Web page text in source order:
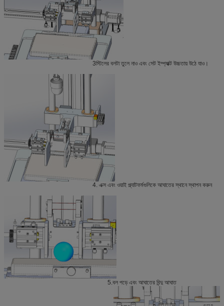
3স্টিলের বলটা তুলে নাও এবং সেট ইম্প্যাক্ট উচ্চতায় উঠে যাও।
4. এক্স এবং ওয়াই প্ল্যাটফর্মগুলিকে আঘাতের স্থানে স্থাপন করুন
5.বল পড়ে এবং আঘাতের বিন্দু আঘাত